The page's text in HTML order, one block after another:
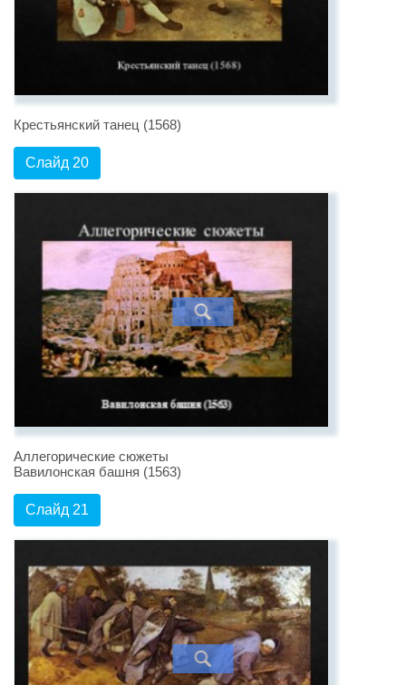
Крестьянский танец (1568)
Слайд 20
Аллегорические сюжеты
Вавилонская башня (1563)
Слайд 21